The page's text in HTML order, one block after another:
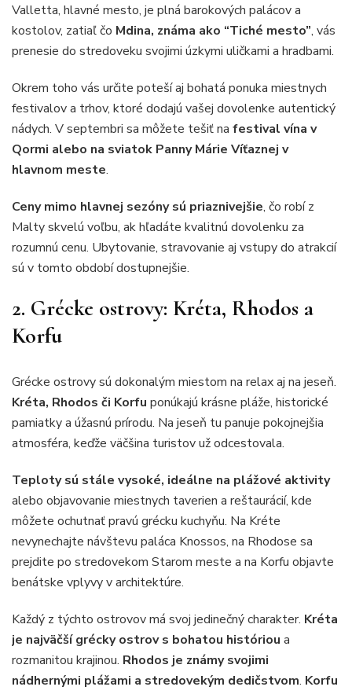
Valletta, hlavné mesto, je plná barokových palácov a
kostolov, zatiaľ čo Mdina, známa ako “Tiché mesto”, vás
prenesie do stredoveku svojimi úzkymi uličkami a hradbami.
Okrem toho vás určite poteší aj bohatá ponuka miestnych
festivalov a trhov, ktoré dodajú vašej dovolenke autentický
nádych. V septembri sa môžete tešiť na festival vína v
Qormi alebo na sviatok Panny Márie Víťaznej v
hlavnom meste.
Ceny mimo hlavnej sezóny sú priaznivejšie, čo robí z
Malty skvelú voľbu, ak hľadáte kvalitnú dovolenku za
rozumnú cenu. Ubytovanie, stravovanie aj vstupy do atrakcií
sú v tomto období dostupnejšie.
2. Grécke ostrovy: Kréta, Rhodos a
Korfu
Grécke ostrovy sú dokonalým miestom na relax aj na jeseň.
Kréta, Rhodos či Korfu ponúkajú krásne pláže, historické
pamiatky a úžasnú prírodu. Na jeseň tu panuje pokojnejšia
atmosféra, keďže väčšina turistov už odcestovala.
Teploty sú stále vysoké, ideálne na plážové aktivity
alebo objavovanie miestnych taverien a reštaurácií, kde
môžete ochutnať pravú grécku kuchyňu. Na Kréte
nevynechajte návštevu paláca Knossos, na Rhodose sa
prejdite po stredovekom Starom meste a na Korfu objavte
benátske vplyvy v architektúre.
Každý z týchto ostrovov má svoj jedinečný charakter. Kréta
je najväčší grécky ostrov s bohatou históriou a
rozmanitou krajinou. Rhodos je známy svojimi
nádhernými plážami a stredovekým dedičstvom. Korfu